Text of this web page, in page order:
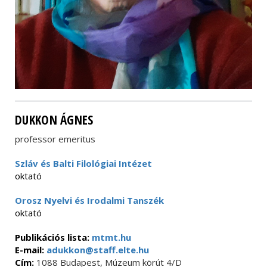
DUKKON ÁGNES
professor emeritus
Szláv és Balti Filológiai Intézet
oktató
Orosz Nyelvi és Irodalmi Tanszék
oktató
Publikációs lista: mtmt.hu
E-mail: adukkon@staff.elte.hu
Cím: 1088 Budapest, Múzeum körút 4/D